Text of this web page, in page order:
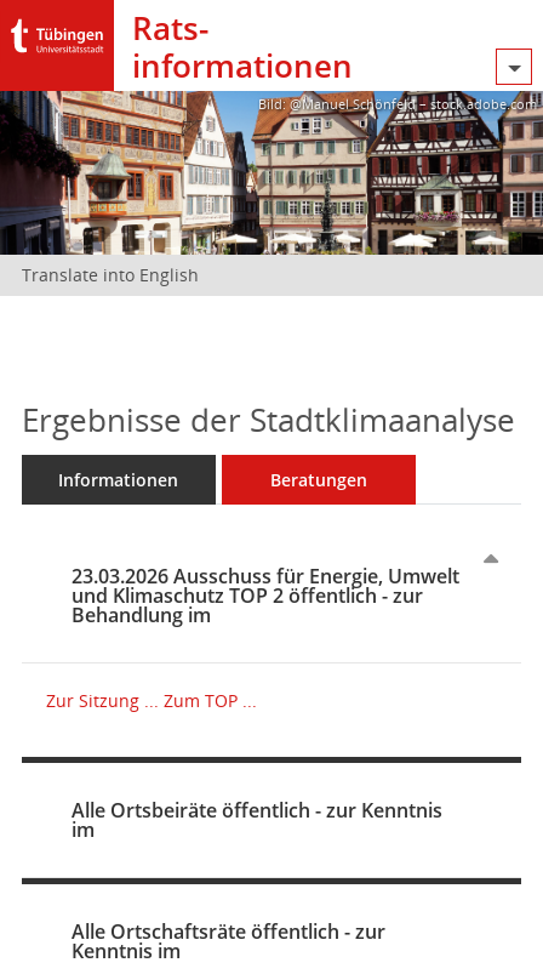
Rats­
informationen
Bild: @Manuel Schönfeld – stock.adobe.com
Translate into English
Ergebnisse der Stadtklimaanalyse
Informationen Beratungen
23.03.2026 Ausschuss für Energie, Umwelt
und Klimaschutz TOP 2 öffentlich - zur
Behandlung im
Zur Sitzung ... Zum TOP ...
Alle Ortsbeiräte öffentlich - zur Kenntnis
im
Alle Ortschaftsräte öffentlich - zur
Kenntnis im